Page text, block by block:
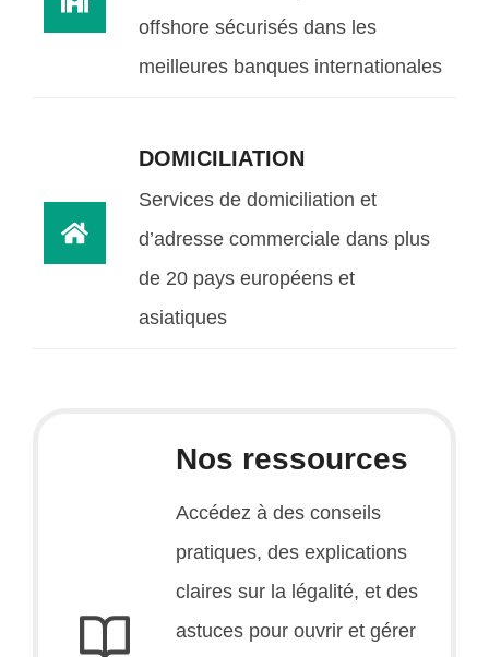
offshore sécurisés dans les
meilleures banques internationales
DOMICILIATION
Services de domiciliation et
d’adresse commerciale dans plus
de 20 pays européens et
asiatiques
Nos ressources
Accédez à des conseils
pratiques, des explications
claires sur la légalité, et des
astuces pour ouvrir et gérer